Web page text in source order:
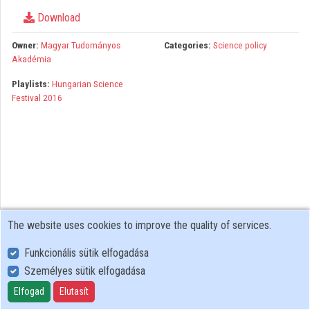
Organizations
Contributors
Download
Owner: Magyar Tudományos
Akadémia
Categories: Science policy
Playlists: Hungarian Science
Festival 2016
User Policy
Adatkezelési tájékoztató (en)
Cookie Policy
The website uses cookies to improve the quality of services.
Funkcionális sütik elfogadása
Személyes sütik elfogadása
Elfogad Elutasít